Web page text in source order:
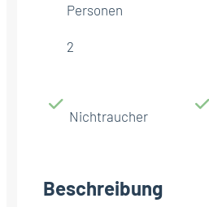
Personen
2
Nichtraucher
Beschreibung